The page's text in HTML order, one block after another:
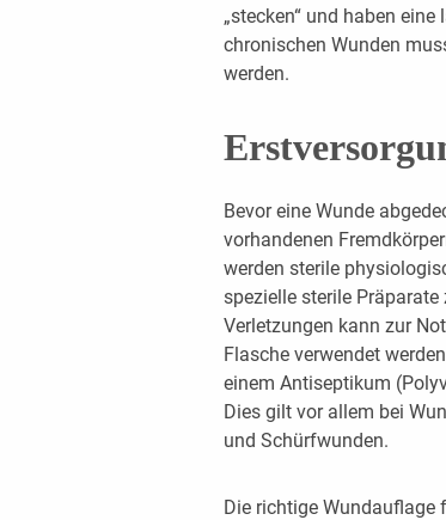
„stecken“ und haben
chronischen Wunden
werden.
Bevor eine Wunde
vorhandenen
werden sterile
spezielle sterile
Verletzungen kann zur
Flasche verwendet
einem Antiseptikum
Dies gilt vor allem bei
und Schürfwunden.
Die richtige Wundauflage